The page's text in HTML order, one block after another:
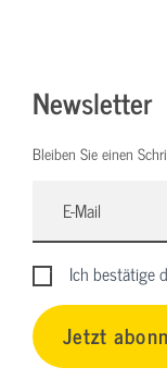
Newsletter
Bleiben Sie einen
Ich bestätige
Jetzt